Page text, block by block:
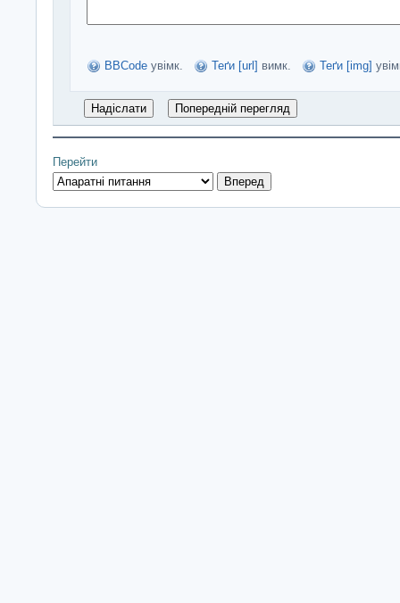
BBCode увімк. Теґи [url] вимк. Теґи [img]
Перейти